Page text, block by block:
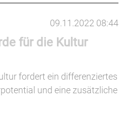
09.11.2022 08:44
für die Kultur
fordert ein differenziertes
und eine zusätzliche